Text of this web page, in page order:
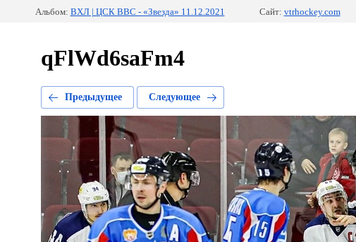
Альбом: ВХЛ | ЦСК ВВС - «Звезда» 11.12.2021 Сайт: vtrhockey.com
qFlWd6saFm4
Предыдущее Следующее